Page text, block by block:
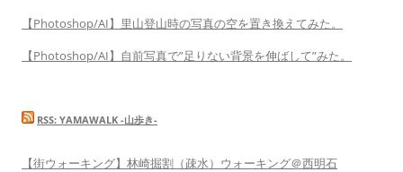
【Photoshop/AI】里山登山時の写真の空を置き換えてみた。
【Photoshop/AI】自前写真で”足りない背景を伸ばして”みた。
RSS: YAMAWALK -山歩き-
【街ウォーキング】林崎掘割（疎水）ウォーキング＠西明石